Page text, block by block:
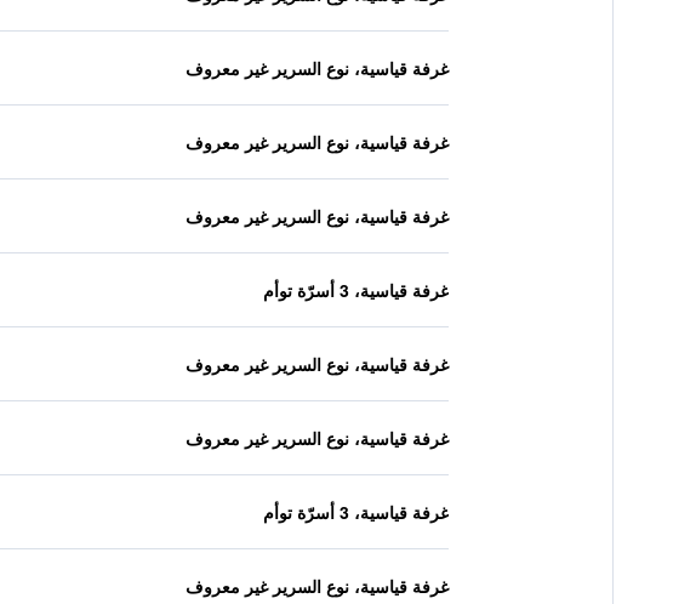
غرفة قياسية، نوع السرير غير معروف
غرفة قياسية، نوع السرير غير معروف
غرفة قياسية، نوع السرير غير معروف
غرفة قياسية، 3 أسرّة توأم
غرفة قياسية، نوع السرير غير معروف
غرفة قياسية، نوع السرير غير معروف
غرفة قياسية، 3 أسرّة توأم
غرفة قياسية، نوع السرير غير معروف